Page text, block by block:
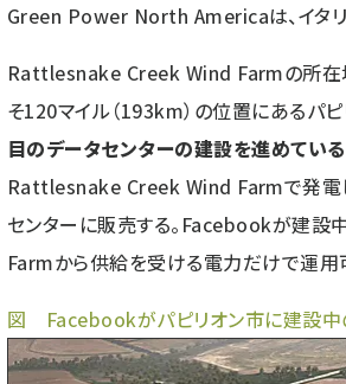
Green Power North Americaは、イタ
Rattlesnake Creek Wind Farmの所在地
そ120マイル（193km）の位置にあるパ
目のデータセンターの建設を進めている
Rattlesnake Creek Wind Farmで発電
センターに販売する。Facebookが建
Farmから供給を受ける電力だけで運用
図 Facebookがパピリオン市に建設中